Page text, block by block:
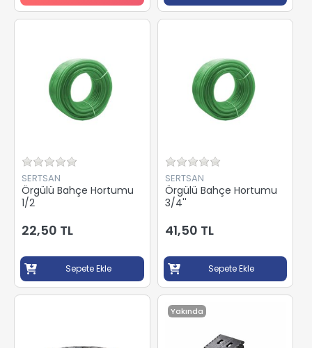
SERTSAN
Örgülü Bahçe Hortumu
1/2
22,50 TL
Sepete Ekle
SERTSAN
Örgülü Bahçe Hortumu
3/4''
41,50 TL
Sepete Ekle
Yakında